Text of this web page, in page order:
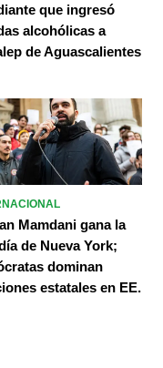
que ingresó
alcohólicas a
de Aguascalientes
Mamdani gana la
de Nueva York;
dominan
estatales en EE.